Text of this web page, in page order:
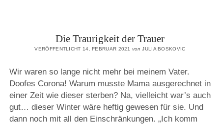
Die Traurigkeit der Trauer
VERÖFFENTLICHT 14. FEBRUAR 2021von JULIA BOSKOVIC
Wir waren so lange nicht mehr bei meinem Vater.
Doofes Corona! Warum musste Mama ausgerechnet in
einer Zeit wie dieser sterben? Na, vielleicht war’s auch
gut… dieser Winter wäre heftig gewesen für sie. Und
dann noch mit all den Einschränkungen. „Ich komm